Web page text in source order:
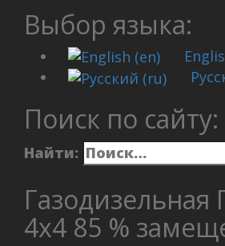
Выбор языка:
Поиск по сайту:
Найти:
Газодизельная
4х4 85 %